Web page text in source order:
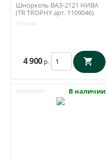
Шноркель ВАЗ-2121 НИВА
(TR TROPHY арт. 1109046)
1109046
4 900 р.
УМ0025507 В наличии